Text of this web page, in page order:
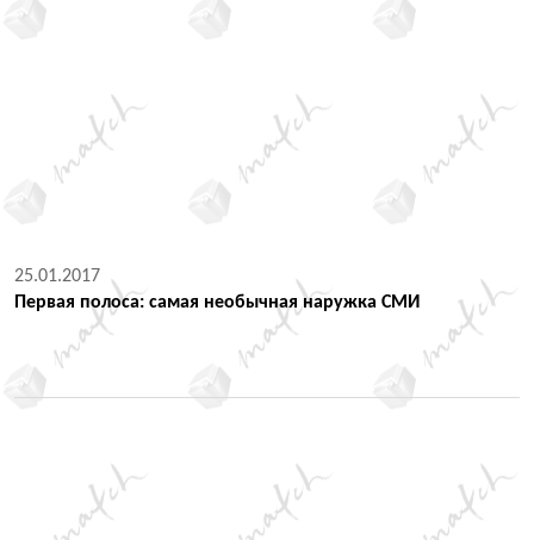
25.01.2017
Первая полоса: самая необычная наружка СМИ